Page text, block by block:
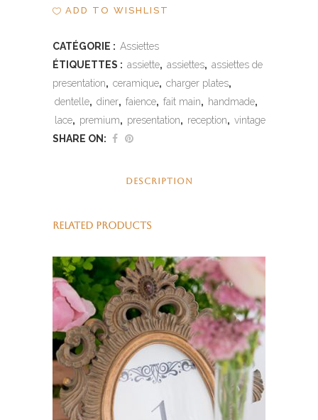
ADD TO WISHLIST
CATÉGORIE : Assiettes
ÉTIQUETTES : assiette, assiettes, assiettes de
presentation, ceramique, charger plates,
dentelle, diner, faience, fait main, handmade,
lace, premium, presentation, reception, vintage
SHARE ON:
DESCRIPTION
RELATED PRODUCTS